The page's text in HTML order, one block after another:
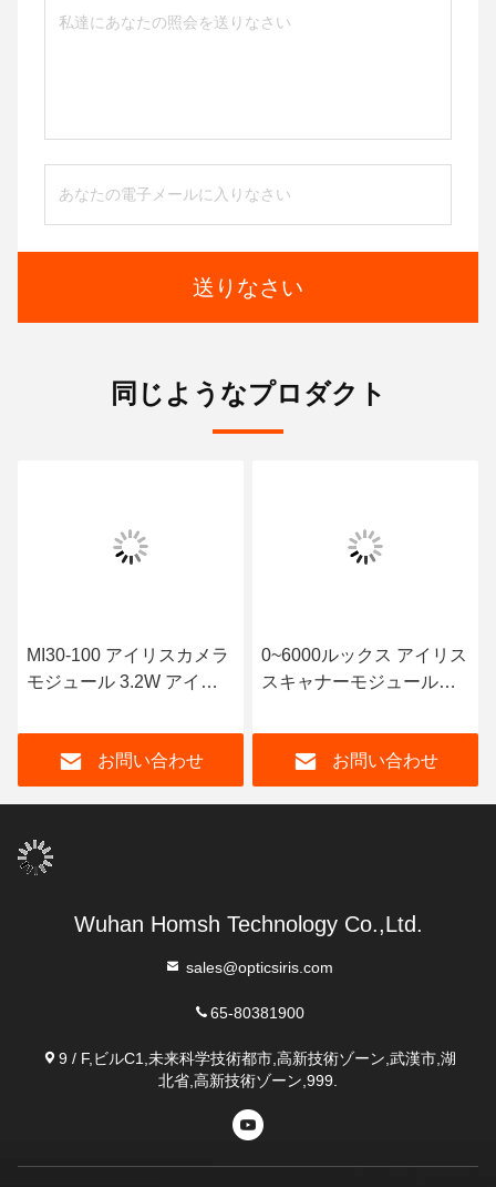
送りなさい
同じようなプロダクト
MI30-100 アイリスカメラ
モジュール 3.2W アイリ
画像帯
お問い合わせ
0~6000ルックス アイリス
スキャナーモジュール
お問い合わせ
Wuhan Homsh Technology Co.,Ltd.
sales@opticsiris.com
65-80381900
9 / F,ビルC1,未来科学技術都市,高新技術ゾーン,武漢市,湖
北省,高新技術ゾーン,999.